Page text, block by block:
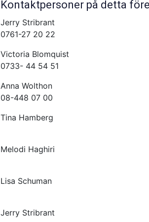
Kontaktpersoner på detta
Jerry Stribrant
0761-27 20 22
Victoria Blomquist
0733- 44 54 51
Anna Wolthon
08-448 07 00
Tina Hamberg
Melodi Haghiri
Lisa Schuman
Jerry Stribrant